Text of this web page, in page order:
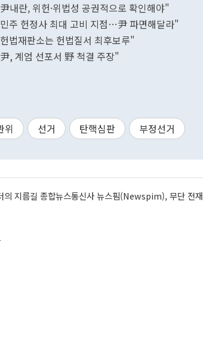
내란, 위헌·위법성 공권적으로 확인해야"
주 헌정사 최대 고비 지점…尹 파면해달라"
법재판소는 헌법질서 최후보루"
, 계엄 선포서 野 척결 주장"
위 선거 탄핵심판 부정선거
의 지름길 종합뉴스통신사 뉴스핌(Newspim), 무단 전